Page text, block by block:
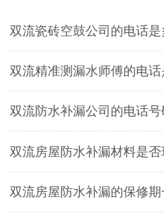
双流瓷砖空鼓公司的电话是
双流精准测漏水师傅的电话
双流防水补漏公司的电话号
双流房屋防水补漏材料是否